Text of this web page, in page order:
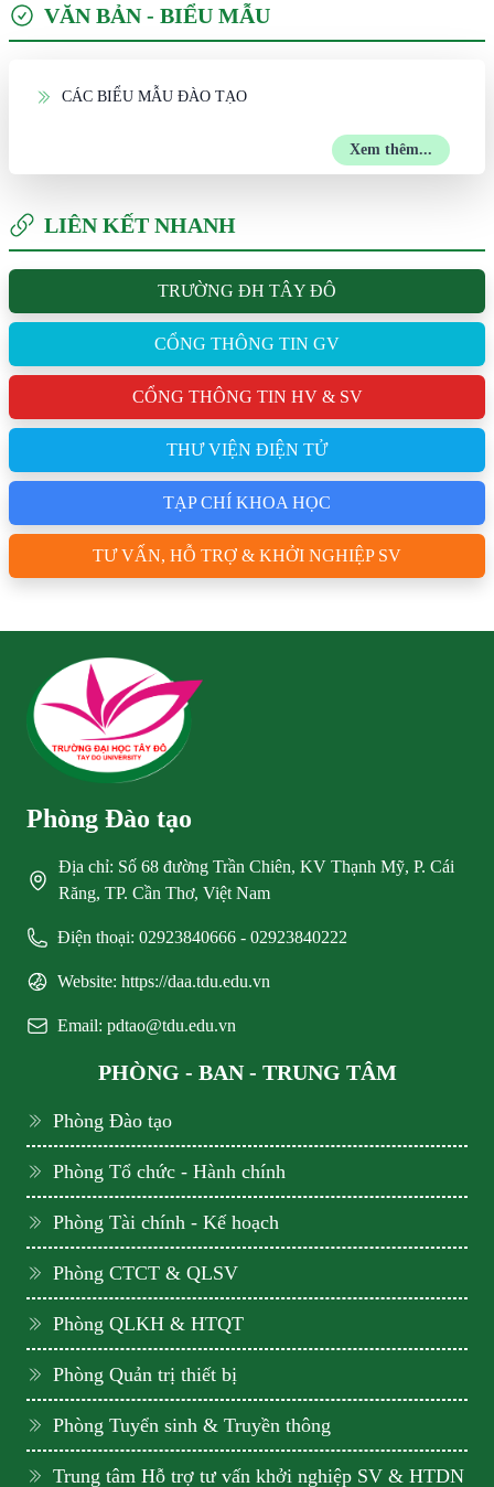
VĂN BẢN - BIỂU MẪU
CÁC BIỂU MẪU ĐÀO TẠO
Xem thêm...
LIÊN KẾT NHANH
TRƯỜNG ĐH TÂY ĐÔ
CỔNG THÔNG TIN GV
CỔNG THÔNG TIN HV & SV
THƯ VIỆN ĐIỆN TỬ
TẠP CHÍ KHOA HỌC
TƯ VẤN, HỖ TRỢ & KHỞI NGHIỆP SV
Phòng Đào tạo
Địa chỉ: Số 68 đường Trần Chiên, KV Thạnh Mỹ, P. Cái
Răng, TP. Cần Thơ, Việt Nam
Điện thoại: 02923840666 - 02923840222
Website: https://daa.tdu.edu.vn
Email: pdtao@tdu.edu.vn
PHÒNG - BAN - TRUNG TÂM
Phòng Đào tạo
Phòng Tổ chức - Hành chính
Phòng Tài chính - Kế hoạch
Phòng CTCT & QLSV
Phòng QLKH & HTQT
Phòng Quản trị thiết bị
Phòng Tuyển sinh & Truyền thông
Trung tâm Hỗ trợ tư vấn khởi nghiệp SV & HTDN